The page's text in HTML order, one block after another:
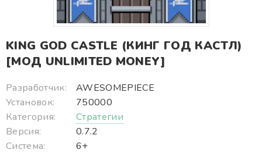
KING GOD CASTLE (КИНГ ГОД КАСТЛ)
[МОД UNLIMITED MONEY]
Разработчик:
AWESOMEPIECE
Установок:
750000
Категория:
Стратегии
Версия:
0.7.2
Система:
6+